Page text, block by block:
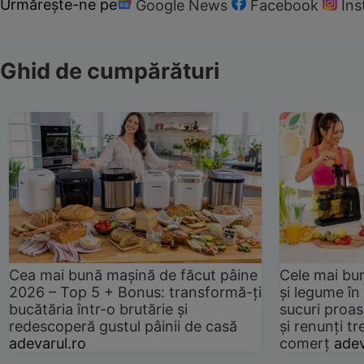
Urmărește-ne pe Google News Facebook
Ghid de cumpărături
Cea mai bună mașină de făcut pâine
2026 – Top 5 + Bonus: transformă-ți
bucătăria într-o brutărie și
redescoperă gustul pâinii de casă
adevarul.ro
Cele mai
și legume
sucuri
și renunți
comerț